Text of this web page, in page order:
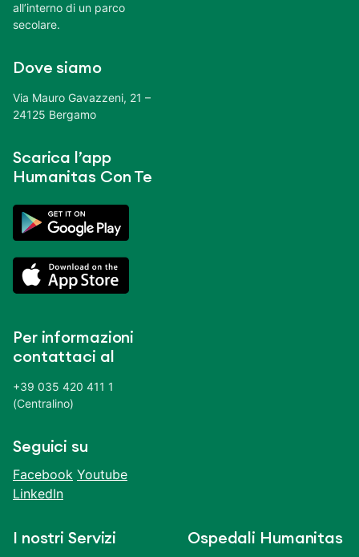
all’interno di un parco
secolare.
Dove siamo
Via Mauro Gavazzeni, 21 –
24125 Bergamo
Scarica l’app
Humanitas Con Te
Per informazioni
contattaci al
+39 035 420 411 1
(Centralino)
Seguici su
Facebook Youtube
LinkedIn
I nostri Servizi Ospedali Humanitas